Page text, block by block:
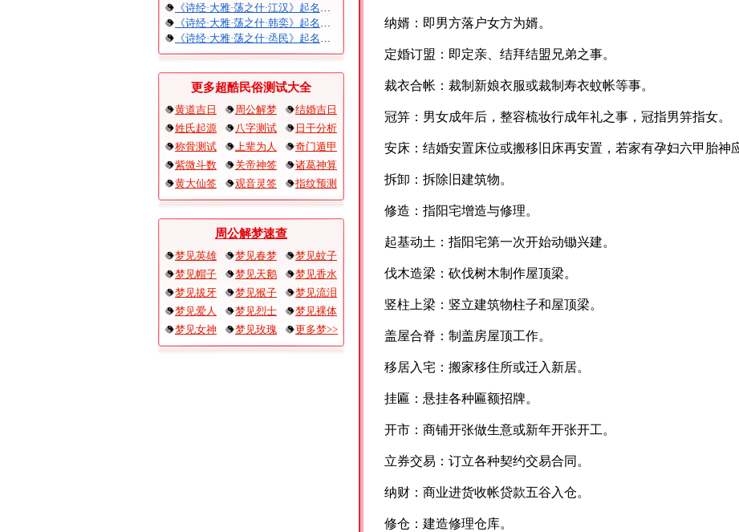
《诗经·大雅·荡之什·江汉》起名大全以及赏析
《诗经·大雅·荡之什·韩奕》起名大全以及赏析
《诗经·大雅·荡之什·烝民》起名大全以及赏析
更多超酷民俗测试大全
黄道吉日 周公解梦
结婚吉日
姓氏起源
八字测试
日干分析
称骨测试
上辈为人
奇门遁甲
紫微斗数
关帝神签
诸葛神算
黄大仙签
观音灵签 指纹预测
周公解梦速查
梦见英雄 梦见春梦
梦见蚊子
梦见帽子
梦见天鹅
梦见香水
梦见拔牙
梦见猴子
梦见流泪
梦见爱人
梦见烈士
梦见裸体
梦见女神
梦见玫瑰 更多梦>>
纳婿：即男方落户女方为婿。
定婚订盟：即定亲、结拜结盟兄弟之事。
裁衣合帐：裁制新娘衣服或裁制寿衣蚊帐等事。
冠笄：男女成年后，整容梳妆行成年礼之事，冠指男笄指女。
安床：结婚安置床位或搬移旧床再安置，若家有孕妇六甲胎神
拆卸：拆除旧建筑物。
修造：指阳宅增造与修理。
起基动土：指阳宅第一次开始动锄兴建。
伐木造梁：砍伐树木制作屋顶梁。
竖柱上梁：竖立建筑物柱子和屋顶梁。
盖屋合脊：制盖房屋顶工作。
移居入宅：搬家移住所或迁入新居。
挂匾：悬挂各种匾额招牌。
开市：商铺开张做生意或新年开张开工。
立券交易：订立各种契约交易合同。
纳财：商业进货收帐贷款五谷入仓。
修仓：建造修理仓库。